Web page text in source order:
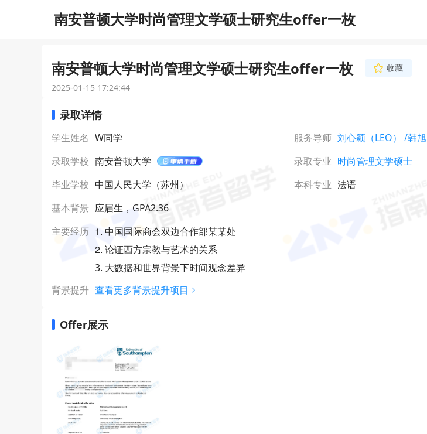
南安普顿大学时尚管理文学硕士研究生offer一枚
南安普顿大学时尚管理文学硕士研究生offer一枚
收藏
2025-01-15 17:24:44
录取详情
学生姓名 W同学 服务导师 刘心颖（LEO）
/韩旭
录取学校 南安普顿大学 录取专业 时尚管理文学硕士
毕业学校 中国人民大学（苏州） 本科专业 法语
基本背景 应届生，GPA2.36
主要经历 1. 中国国际商会双边合作部某某处
2. 论证西方宗教与艺术的关系
3. 大数据和世界背景下时间观念差异
背景提升 查看更多背景提升项目
Offer展示